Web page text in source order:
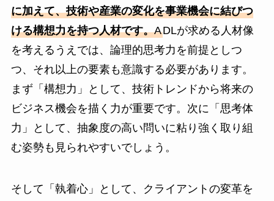
に加えて、技術や産業の変化を事業機会に結びつ
ける構想力を持つ人材です。ADLが求める人材像
を考えるうえでは、論理的思考力を前提としつ
つ、それ以上の要素も意識する必要があります。
まず「構想力」として、技術トレンドから将来の
ビジネス機会を描く力が重要です。次に「思考体
力」として、抽象度の高い問いに粘り強く取り組
む姿勢も見られやすいでしょう。
そして「執着心」として、クライアントの変革を